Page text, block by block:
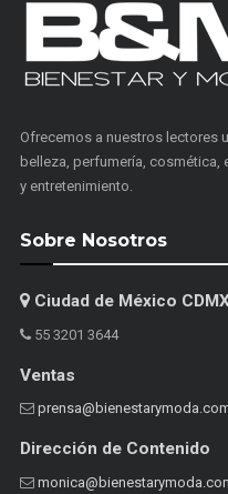
Ofrecemos a nuestros lectores
belleza, perfumería,
y entretenimiento.
Sobre Nosotros
Ciudad de México
55 3201 3644
Ventas
Dirección de Contenido